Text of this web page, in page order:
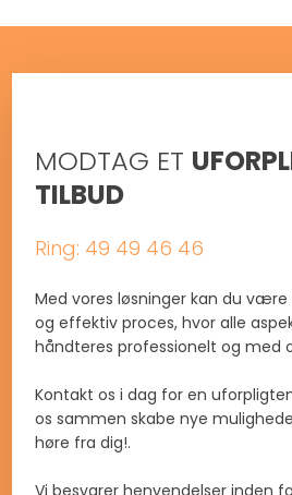
MODTAG ET
TILBUD
Ring: 49 49 46 46
Med vores løsninger kan du være
og effektiv proces, hvor alle
håndteres professionelt og med
Kontakt os i dag for en
os sammen skabe nye
høre fra dig!.